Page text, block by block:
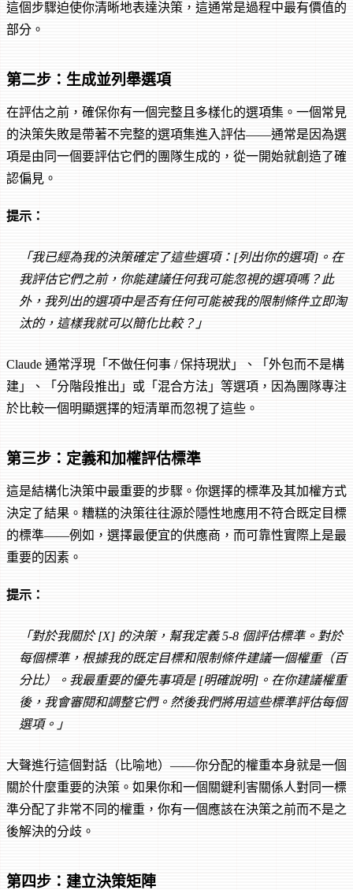
這個步驟迫使你清晰地表達決策，這通常是過程中最有價值的
部分。
第二步：生成並列舉選項
在評估之前，確保你有一個完整且多樣化的選項集。一個常見
的決策失敗是帶著不完整的選項集進入評估——通常是因為選
項是由同一個要評估它們的團隊生成的，從一開始就創造了確
認偏見。
提示：
「我已經為我的決策確定了這些選項：[列出你的選項]。在
我評估它們之前，你能建議任何我可能忽視的選項嗎？此
外，我列出的選項中是否有任何可能被我的限制條件立即淘
汰的，這樣我就可以簡化比較？」
Claude 通常浮現「不做任何事 / 保持現狀」、「外包而不是構
建」、「分階段推出」或「混合方法」等選項，因為團隊專注
於比較一個明顯選擇的短清單而忽視了這些。
第三步：定義和加權評估標準
這是結構化決策中最重要的步驟。你選擇的標準及其加權方式
決定了結果。糟糕的決策往往源於隱性地應用不符合既定目標
的標準——例如，選擇最便宜的供應商，而可靠性實際上是最
重要的因素。
提示：
「對於我關於 [X] 的決策，幫我定義 5-8 個評估標準。對於
每個標準，根據我的既定目標和限制條件建議一個權重（百
分比）。我最重要的優先事項是 [明確說明]。在你建議權重
後，我會審閱和調整它們。然後我們將用這些標準評估每個
選項。」
大聲進行這個對話（比喻地）——你分配的權重本身就是一個
關於什麼重要的決策。如果你和一個關鍵利害關係人對同一標
準分配了非常不同的權重，你有一個應該在決策之前而不是之
後解決的分歧。
第四步：建立決策矩陣